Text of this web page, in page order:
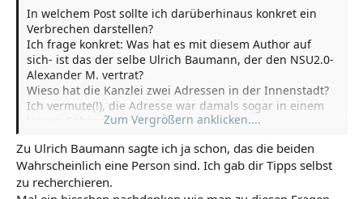
In welchem Post sollte ich darüberhinaus konkret ein
Verbrechen darstellen?
Ich frage konkret: Was hat es mit diesem Author auf
sich- ist das der selbe Ulrich Baumann, der den NSU2.0-
Alexander M. vertrat?
Wieso hat die Kanzlei zwei Adressen in der Innenstadt?
Ich vermute(!), die Adresse war damals sogar in einem
leeren Gebäude.
Ich halte fest: Dieses zweite Büro war gegenüber meiner
alten Wohnung und frage mich, wann die Kanzlei
dorthin gezogen ist. Vor oder nach Februar
Zum Vergrößern anklicken....
Zu Ulrich Baumann sagte ich ja schon, das die beiden
Wahrscheinlich eine Person sind. Ich gab dir Tipps selbst
zu recherchieren.